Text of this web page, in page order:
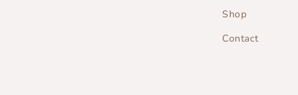
Shop
Contact